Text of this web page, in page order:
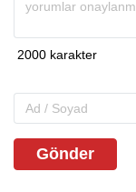
Gönder